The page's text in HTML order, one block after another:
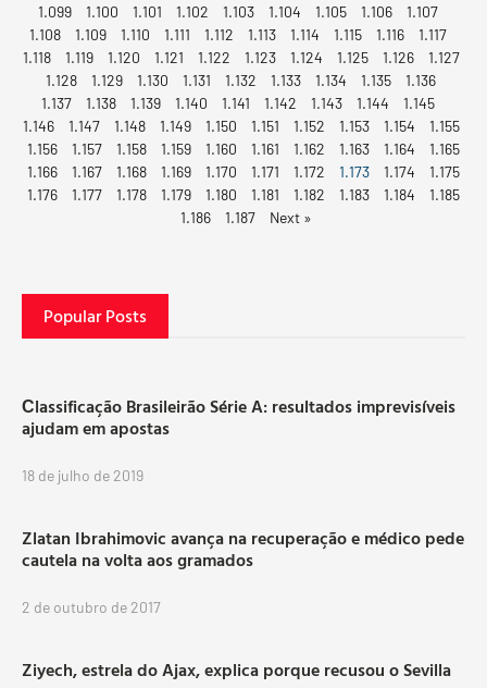
1.099
1.100 1.101 1.102 1.103 1.104 1.105 1.106
1.107
1.108
1.109 1.110 1.111 1.112 1.113 1.114 1.115 1.116
1.117
1.118
1.119 1.120 1.121 1.122 1.123 1.124 1.125 1.126
1.127
1.128
1.129 1.130 1.131 1.132 1.133 1.134 1.135
1.136
1.137
1.138 1.139 1.140 1.141 1.142 1.143 1.144
1.145
1.146
1.147 1.148 1.149 1.150 1.151 1.152 1.153 1.154
1.155
1.156
1.157 1.158 1.159 1.160 1.161 1.162 1.163 1.164
1.165
1.166
1.167 1.168 1.169 1.170 1.171 1.172 1.173 1.174
1.175
1.176
1.177 1.178 1.179 1.180 1.181 1.182 1.183 1.184
1.185
1.186
1.187 Next »
Popular Posts
Сlassificação Brasileirão Série A: resultados imprevisíveis
ajudam em apostas
18 de julho de 2019
Zlatan Ibrahimovic avança na recuperação e médico pede
cautela na volta aos gramados
2 de outubro de 2017
Ziyech, estrela do Ajax, explica porque recusou o Sevilla